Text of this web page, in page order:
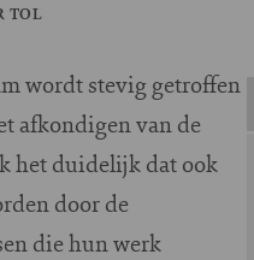
TOL
wordt stevig getroffen
afkondigen van de
het duidelijk dat ook
door de
die hun werk